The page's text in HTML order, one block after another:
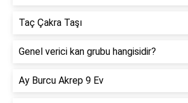
Taç Çakra Taşı
Genel verici kan grubu hangisidir?
Ay Burcu Akrep 9 Ev